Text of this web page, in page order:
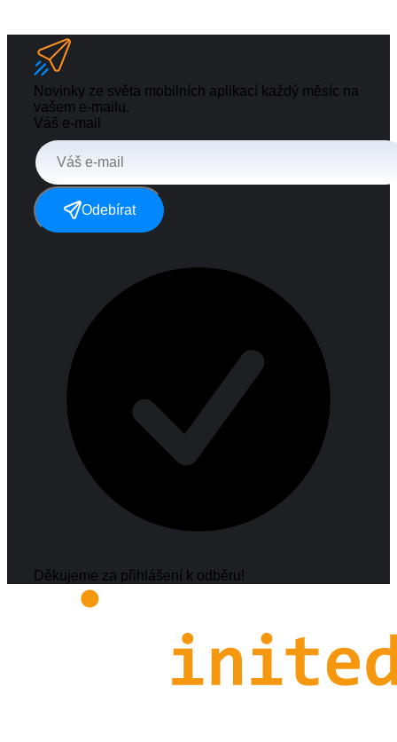
Novinky ze světa mobilních aplikací každý měsíc na
vašem e-mailu.
Váš e-mail
Odebírat
Děkujeme za přihlášení k odběru!